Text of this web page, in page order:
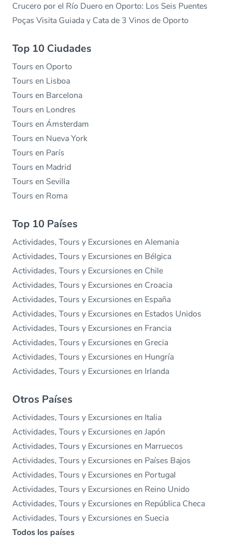
Crucero por el Río Duero en Oporto: Los Seis Puentes
Poças Visita Guiada y Cata de 3 Vinos de Oporto
Top 10 Ciudades
Tours en Oporto
Tours en Lisboa
Tours en Barcelona
Tours en Londres
Tours en Ámsterdam
Tours en Nueva York
Tours en París
Tours en Madrid
Tours en Sevilla
Tours en Roma
Top 10 Países
Actividades, Tours y Excursiones en Alemania
Actividades, Tours y Excursiones en Bélgica
Actividades, Tours y Excursiones en Chile
Actividades, Tours y Excursiones en Croacia
Actividades, Tours y Excursiones en España
Actividades, Tours y Excursiones en Estados Unidos
Actividades, Tours y Excursiones en Francia
Actividades, Tours y Excursiones en Grecia
Actividades, Tours y Excursiones en Hungría
Actividades, Tours y Excursiones en Irlanda
Otros Países
Actividades, Tours y Excursiones en Italia
Actividades, Tours y Excursiones en Japón
Actividades, Tours y Excursiones en Marruecos
Actividades, Tours y Excursiones en Países Bajos
Actividades, Tours y Excursiones en Portugal
Actividades, Tours y Excursiones en Reino Unido
Actividades, Tours y Excursiones en República Checa
Actividades, Tours y Excursiones en Suecia
Todos los países